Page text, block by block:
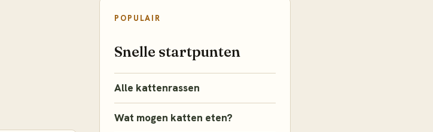
POPULAIR
Snelle startpunten
Alle kattenrassen
Wat mogen katten eten?